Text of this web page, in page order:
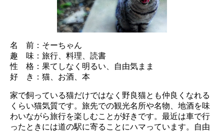
名 前：そーちゃん
趣 味：旅行、料理、読書
性 格：果てしなく明るい、自由気まま
好 き：猫、お酒、本
家で飼っている猫だけではなく野良猫とも仲良くなれる
くらい猫気質です。旅先での観光名所や名物、地酒を味
わいながら旅行を楽しむことが好きです。最近は車で行
ったときには道の駅に寄ることにハマっています。自由